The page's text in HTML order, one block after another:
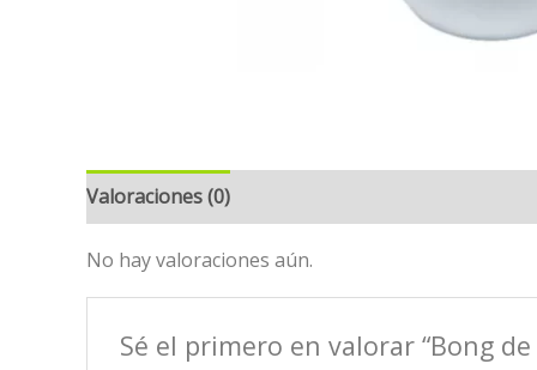
Valoraciones (0)
No hay valoraciones aún.
Sé el primero en valorar “Bong